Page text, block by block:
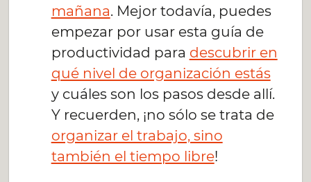
mañana. Mejor todavía, puedes
empezar por usar esta guía de
productividad para descubrir en
qué nivel de organización estás
y cuáles son los pasos desde allí.
Y recuerden, ¡no sólo se trata de
organizar el trabajo, sino
también el tiempo libre!